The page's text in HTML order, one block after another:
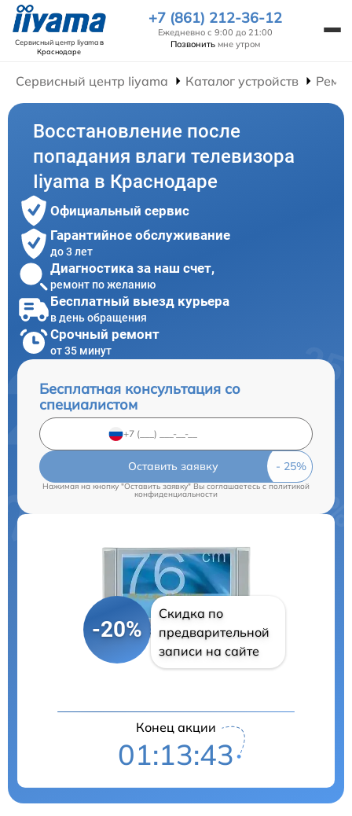
Сервисный центр Iiyamaв
Краснодаре
+7 (861) 212-36-12
Ежедневно с 9:00 до 21:00
Позвонить мне утром
Сервисный центр Iiyama Каталог устройств
Восстановление после
попадания влаги телевизора
Iiyama в Краснодаре
Официальный сервис
Гарантийное обслуживание
до 3 лет
Диагностика за наш счет,
ремонт по желанию
Бесплатный выезд курьера
в день обращения
Срочный ремонт
от 35 минут
Бесплатная консультация со
специалистом
Оставить заявку
Нажимая на кнопку "Оставить заявку" Вы соглашаетесь cполитикой
конфиденциальности
-20%
Скидка по
предварительной
записи на сайте
Конец акции
01:13:42